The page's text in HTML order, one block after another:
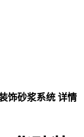
饰砂浆系统 详情